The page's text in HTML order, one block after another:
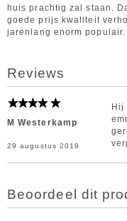
huis prachtig zal staan.
goede prijs kwaliteit
jarenlang enorm populair.
Reviews
M Westerkamp
29 augustus 2019
Hij
Beoordeel dit